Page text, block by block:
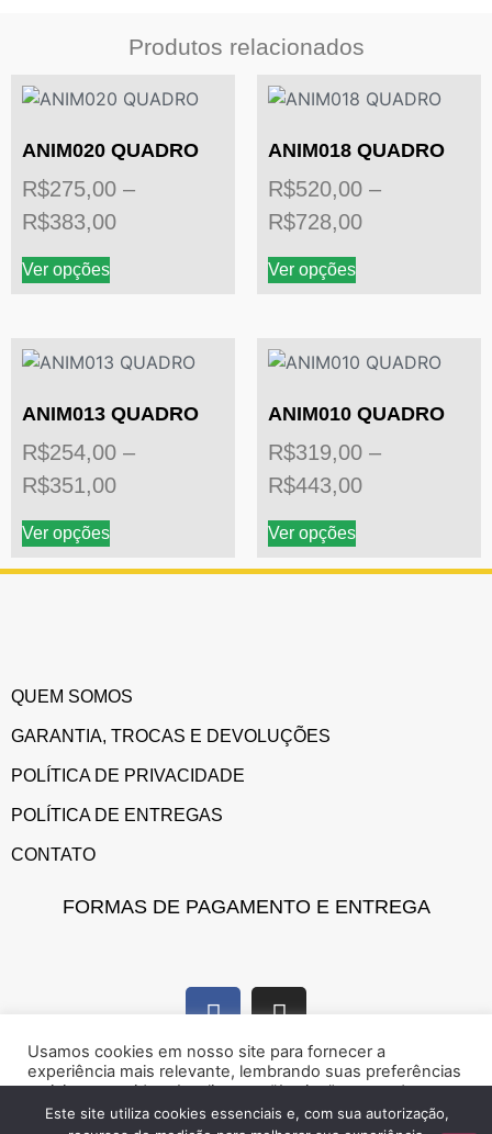
Produtos relacionados
ANIM020 QUADRO
R$275,00 –
R$383,00
Ver opções
ANIM018 QUADRO
R$520,00 –
R$728,00
Ver opções
ANIM013 QUADRO
R$254,00 –
R$351,00
Ver opções
ANIM010 QUADRO
R$319,00 –
R$443,00
Ver opções
QUEM SOMOS
GARANTIA, TROCAS E DEVOLUÇÕES
POLÍTICA DE PRIVACIDADE
POLÍTICA DE ENTREGAS
CONTATO
FORMAS DE PAGAMENTO E ENTREGA
Usamos cookies em nosso site para fornecer a
experiência mais relevante, lembrando suas preferências
e visitas repetidas. Ao clicar em “Aceitar”, concorda com a
utilização de cookies.
Este site utiliza cookies essenciais e, com sua autorização,